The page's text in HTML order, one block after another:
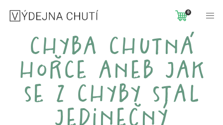
0
chyba chutná
hořce aneb jak
se z chyby stal
jedinečný